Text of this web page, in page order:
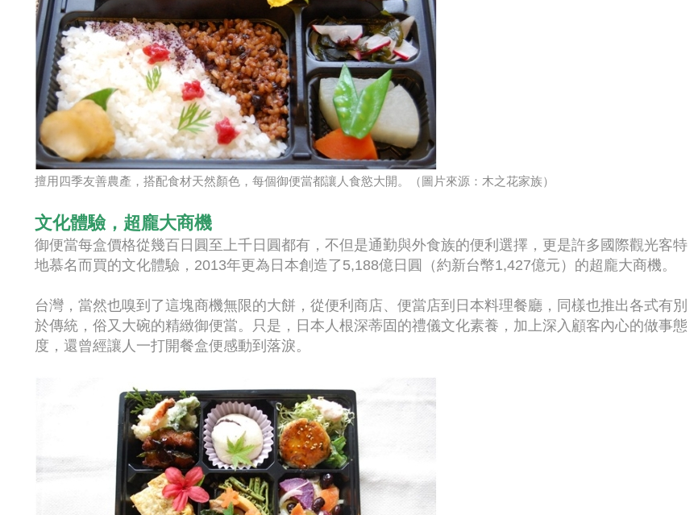
擅用四季友善農產，搭配食材天然顏色，每個御便當都讓人食慾大開。（圖片來源：木之花家族）
文化體驗，超龐大商機
御便當每盒價格從幾百日圓至上千日圓都有，不但是通勤與外食族的便利選擇，更是許多國際觀光客特
地慕名而買的文化體驗，2013年更為日本創造了5,188億日圓（約新台幣1,427億元）的超龐大商機。
台灣，當然也嗅到了這塊商機無限的大餅，從便利商店、便當店到日本料理餐廳，同樣也推出各式有別
於傳統，俗又大碗的精緻御便當。只是，日本人根深蒂固的禮儀文化素養，加上深入顧客內心的做事態
度，還曾經讓人一打開餐盒便感動到落淚。